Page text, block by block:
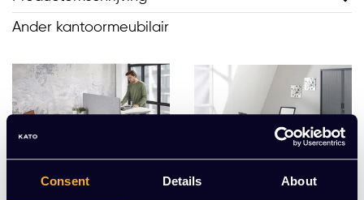
Consent Details About
Ander kantoormeubilair